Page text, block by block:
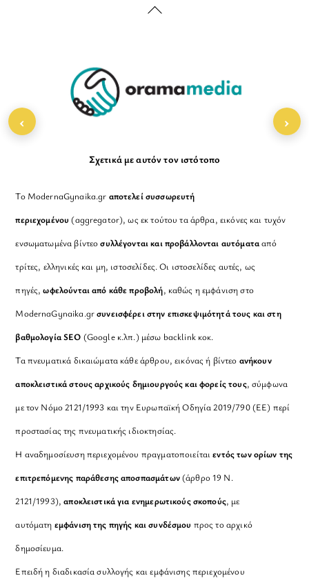
Back
Σχετικά με αυτόν τον ιστότοπο
Το ModernaGynaika.gr αποτελεί συσσωρευτή
περιεχομένου (aggregator), ως εκ τούτου τα άρθρα, εικόνες και τυχόν
ενσωματωμένα βίντεοσυλλέγονται και προβάλλονται αυτόματααπό
τρίτες, ελληνικές και μη, ιστοσελίδες. Οι ιστοσελίδες αυτές, ως
πηγές,ωφελούνται από κάθε προβολή, καθώς η εμφάνιση στο
ModernaGynaika.grσυνεισφέρει στην επισκεψιμότητά τους και στη
βαθμολογία SEO (Google κ.λπ.) μέσω backlink κοκ.
Τα πνευματικά δικαιώματα κάθε άρθρου, εικόνας ή βίντεο ανήκουν
αποκλειστικά στους αρχικούς δημιουργούς και φορείς τους, σύμφωνα
με τον Νόμο 2121/1993 και την Ευρωπαϊκή Οδηγία 2019/790 (ΕΕ) περί
προστασίας της πνευματικής ιδιοκτησίας.
Η αναδημοσίευση περιεχομένου πραγματοποιείταιεντός των ορίων της
επιτρεπόμενης παράθεσης αποσπασμάτων(άρθρο 19 Ν.
2121/1993), αποκλειστικά για ενημερωτικούς σκοπούς, με
αυτόματη εμφάνιση της πηγής και συνδέσμου προς το αρχικό
δημοσίευμα.
Επειδή η διαδικασία συλλογής και εμφάνισης περιεχομένου
‹ ›